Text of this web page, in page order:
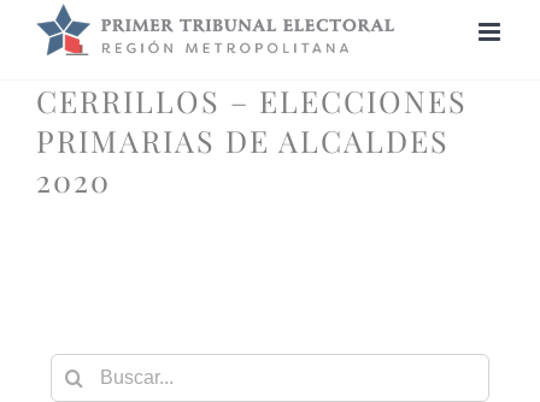
CERRILLOS – ELECCIONES
PRIMARIAS DE ALCALDES
2020
Buscar: